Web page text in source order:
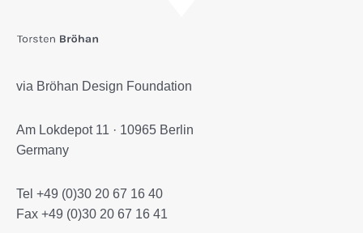
via Bröhan Design Foundation
Am Lokdepot 11 · 10965 Berlin
Germany
Tel +49 (0)30 20 67 16 40
Fax +49 (0)30 20 67 16 41